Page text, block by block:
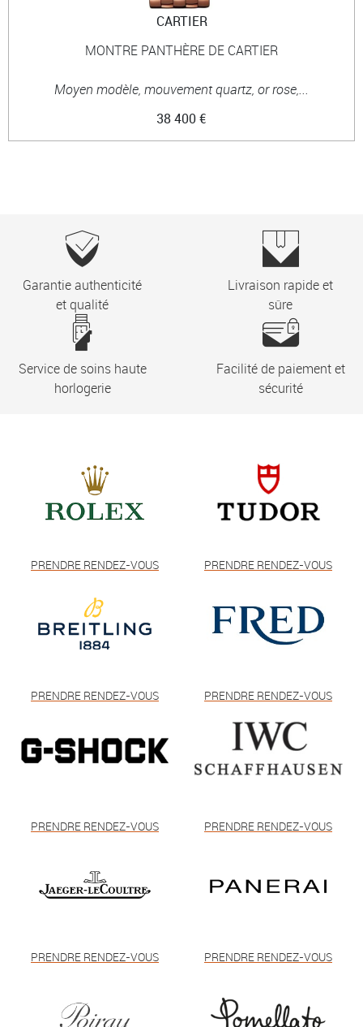
CARTIER
MONTRE PANTHÈRE DE CARTIER
Moyen modèle, mouvement quartz, or rose,...
38 400 €
Garantie authenticité
et qualité
Livraison rapide et
sûre
Service de soins haute
horlogerie
Facilité de paiement et
sécurité
PRENDRE RENDEZ-VOUS PRENDRE RENDEZ-VOUS
PRENDRE RENDEZ-VOUS PRENDRE RENDEZ-VOUS
PRENDRE RENDEZ-VOUS PRENDRE RENDEZ-VOUS
PRENDRE RENDEZ-VOUS PRENDRE RENDEZ-VOUS